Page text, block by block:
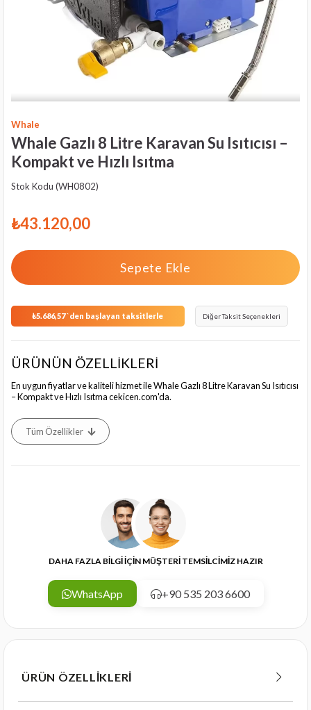
Whale
Whale Gazlı 8 Litre Karavan Su Isıtıcısı –
Kompakt ve Hızlı Isıtma
Stok Kodu (WH0802)
₺43.120,00
₺5.686,57`den başlayan taksitlerle Diğer Taksit Seçenekleri
ÜRÜNÜN ÖZELLİKLERİ
En uygun fiyatlar ve kaliteli hizmet ile Whale Gazlı 8 Litre Karavan Su Isıtıcısı
– Kompakt ve Hızlı Isıtma cekicen.com'da.
Tüm Özellikler
DAHA FAZLA BİLGİ İÇİN MÜŞTERİ TEMSİLCİMİZ HAZIR
WhatsApp +90 535 203 6600
ÜRÜN ÖZELLIKLERI